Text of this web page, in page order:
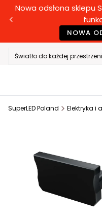
Nowa odsłona sklepu
NOWA
Światło do każdej przestrzeni
SuperLED Poland Elektryka i